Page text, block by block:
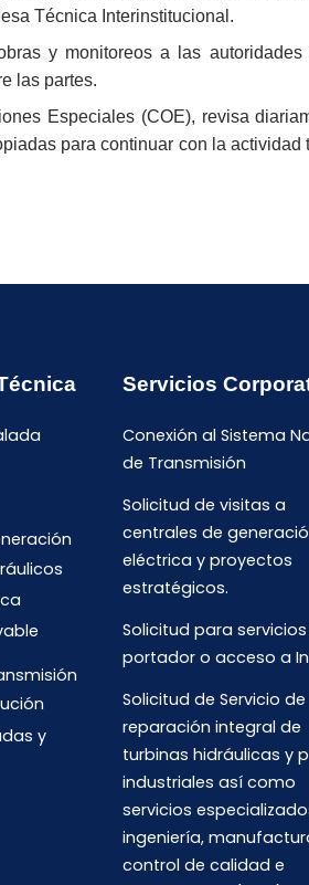
Técnica Interinstitucional.
y monitoreos a las
las partes.
Especiales (COE), revisa
para continuar con la
y
Servicios
Conexión al Sistema
de Transmisión
Solicitud de visitas a
centrales de
eléctrica y proyectos
estratégicos.
Solicitud para
portador o acceso a
Solicitud de Servicio de
reparación integral de
turbinas hidráulicas y
industriales así como
servicios
ingeniería,
control de calidad e